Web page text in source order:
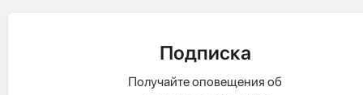
Подписка
Получайте оповещения об